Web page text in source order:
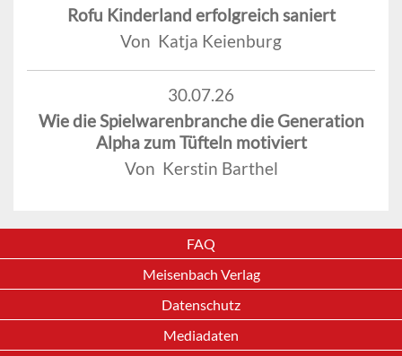
Rofu Kinderland erfolgreich saniert
Von Katja Keienburg
30.07.26
Wie die Spielwarenbranche die Generation
Alpha zum Tüfteln motiviert
Von Kerstin Barthel
FAQ
Meisenbach Verlag
Datenschutz
Mediadaten